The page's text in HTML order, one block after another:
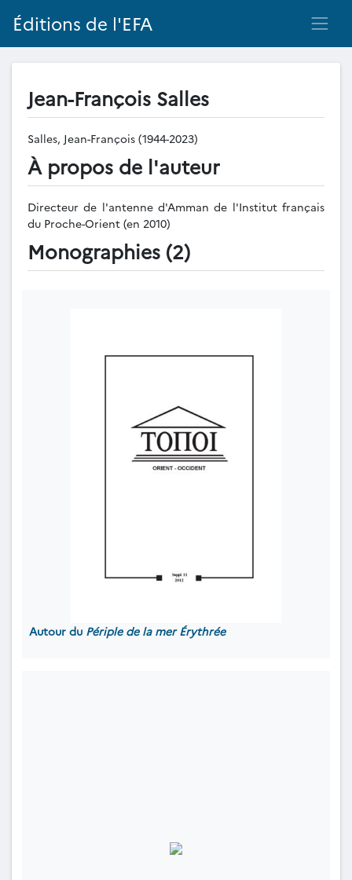
Éditions de l'EFA
Jean-François Salles
Salles, Jean-François (1944-2023)
À propos de l'auteur
Directeur de l'antenne d'Amman de l'Institut français
du Proche-Orient (en 2010)
Monographies (2)
Autour du Périple de la mer Érythrée